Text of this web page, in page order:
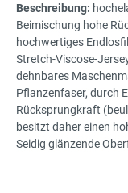
Beschreibung:
Beimischung hohe
hochwertiges
Stretch-Viscose-
dehnbares
Pflanzenfaser, durch
Rücksprungkraft
besitzt daher einen
Seidig glänzende